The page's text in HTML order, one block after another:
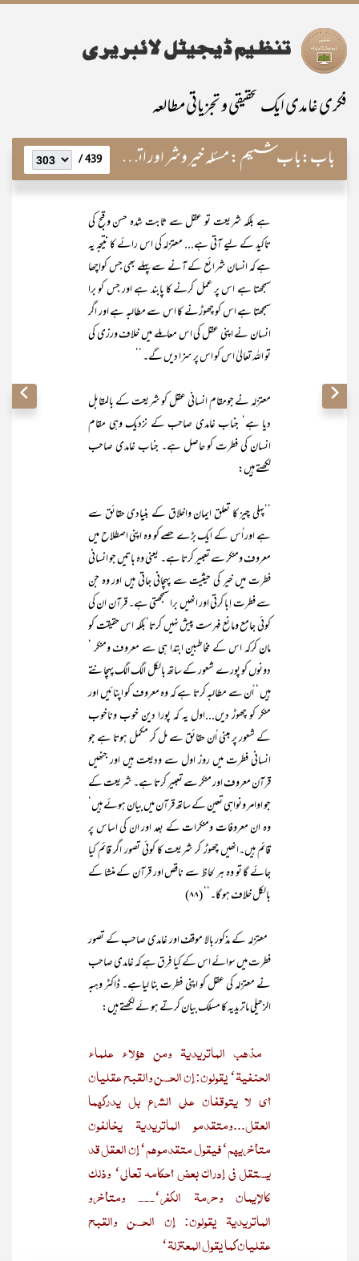
فکری غامدی ایک تحقیقی و تجزیاتی مطالعہ
باب:باب ششم : مسئلہ خیر وشر اور اتفاق امت 439 /
ہے بلکہ شریعت تو عقل سے ثابت شدہ حسن وقبح کی
تاکید کے لیے آتی ہے... معتزلہ کی اس رائے کا نتیجہ یہ
ہے کہ انسان شرائع کے آنے سے پہلے بھی جس کواچھا
سمجھتا ہے اس پر عمل کرنے کا پابند ہے اور جس کو برا
سمجھتا ہے اس کو چھوڑنے کا اس سے مطالبہ ہے اور اگر
انسان نے اپنی عقل کی اس معاملے میں خلاف ورزی کی
تو اللہ تعالیٰ اس کو اس پر سزا دیں گے۔ ‘‘
معتزلہ نے جومقام انسانی عقل کو شریعت کے بالمقابل
دیا ہے‘ جناب غامدی صاحب کے نزدیک وہی مقام
انسان کی فطرت کو حاصل ہے۔ جناب غامدی صاحب
لکھتے ہیں:
’’پہلی چیز کا تعلق ایمان واخلاق کے بنیادی حقائق سے
ہے اور اُس کے ایک بڑے حصے کو وہ اپنی اصطلاح میں
معروف ومنکر سے تعبیر کرتا ہے۔ یعنی وہ باتیں جو انسانی
فطرت میں خیر کی حیثیت سے پہچانی جاتی ہیں اور وہ جن
سے فطرت اِبا کرتی اور انھیں برا سمجھتی ہے۔ قرآن ان کی
کوئی جامع ومانع فہرست پیش نہیں کرتا‘بلکہ اس حقیقت کو
مان کرکہ اس کے مخاطبین ابتدا ہی سے معروف ومنکر ‘
دونوں کو پورے شعور کے ساتھ بالکل الگ الگ پہچانتے
ہیں ‘ اُن سے مطالبہ کرتا ہے کہ وہ معروف کو اپنائیں اور
منکر کو چھوڑ دیں...اول یہ کہ پورا دین خوب وناخوب
کے شعور پر مبنی اُن حقائق سے مل کر مکمل ہوتا ہے جو
انسانی فطرت میں روز اول سے ودیعت ہیں اور جنھیں
قرآن معروف اور منکر سے تعبیر کرتا ہے۔ شریعت کے
جو اوامر ونواہی تعین کے ساتھ قرآن میں بیان ہوئے ہیں‘
وہ ان معروفات ومنکرات کے بعد اور ان کی اساس پر
قائم ہیں۔انھیں چھوڑ کر شریعت کا کوئی تصور اگر قائم کیا
جائے گا تو وہ ہر لحاظ سے ناقص اور قرآن کے منشا کے
بالکل خلاف ہو گا۔‘‘ (۸۸)
معتزلہ کے مذکور بالا موقف اور غامدی صاحب کے تصور
فطرت میں سوائے اس کے کیا فرق ہے کہ غامدی صاحب
نے معتزلہ کی عقل کو اپنی فطرت بنا لیاہے۔ ڈاکٹر وہبہ
الزحیلی ماتریدیہ کا مسلک بیان کرتے ہو ئے لکھتے ہیں:
مذهب الماتریدیة ومن ھؤلاء علماء
الحنفیة‘ یقولون: إن الحسن والقبح عقلیان
أی لا یتوقفان علی الشرع بل یدرکھما
العقل...ومتقدمو الماتریدیة یخالفون
متأخریھم‘ فیقول متقدموھم‘ إن العقل قد
یستقل فی إدراك بعض أحکامه تعالی‘ وذلك
کالإیمان وحرمة الکفر‘۔۔۔ ومتأخرو
الماتریدیة یقولون: إن الحسن والقبح
عقلیان کما یقول المعتزلة‘